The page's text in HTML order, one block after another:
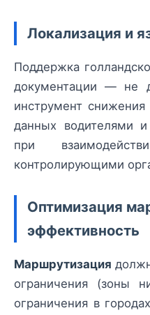
Локализация и
Поддержка
документации — не
инструмент
данных водителями
при
контролирующими
Оптимизация
эффективность
Маршрутизация
ограничения (зоны
ограничения в